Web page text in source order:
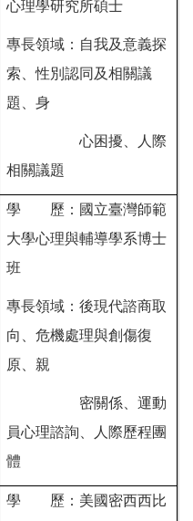
心理學研究所碩士
專長領域：自我及意義探
索、性別認同及相關議
題、身
心困擾、人際
相關議題
學 歷：國立臺灣師範
大學心理與輔導學系博士
班
專長領域：後現代諮商取
向、危機處理與創傷復
原、親
密關係、運動
員心理諮詢、人際歷程團
體
學 歷： 美國 密西西比